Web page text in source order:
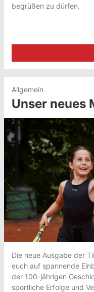
begrüßen zu dürfen.
Allgemein
Unser neues
Die neue Ausgabe der
euch auf spannende
der 100-jährigen
sportliche Erfolge und